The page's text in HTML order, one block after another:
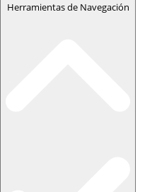
Herramientas de Navegación